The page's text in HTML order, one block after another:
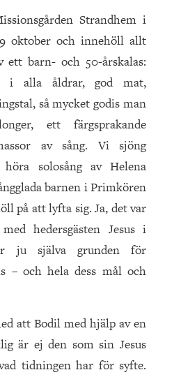
Strandhem i
oktober och innehöll allt
ett barn- och 50-årskalas:
i alla åldrar, god mat,
så mycket godis man
ett färgsprakande
av sång. Vi sjöng
solosång av Helena
barnen i Primkören
på att lyfta sig. Ja, det var
hedersgästen Jesus i
ju själva grunden för
– och hela dess mål och
att Bodil med hjälp av en
är ej den som sin Jesus
tidningen har för syfte.